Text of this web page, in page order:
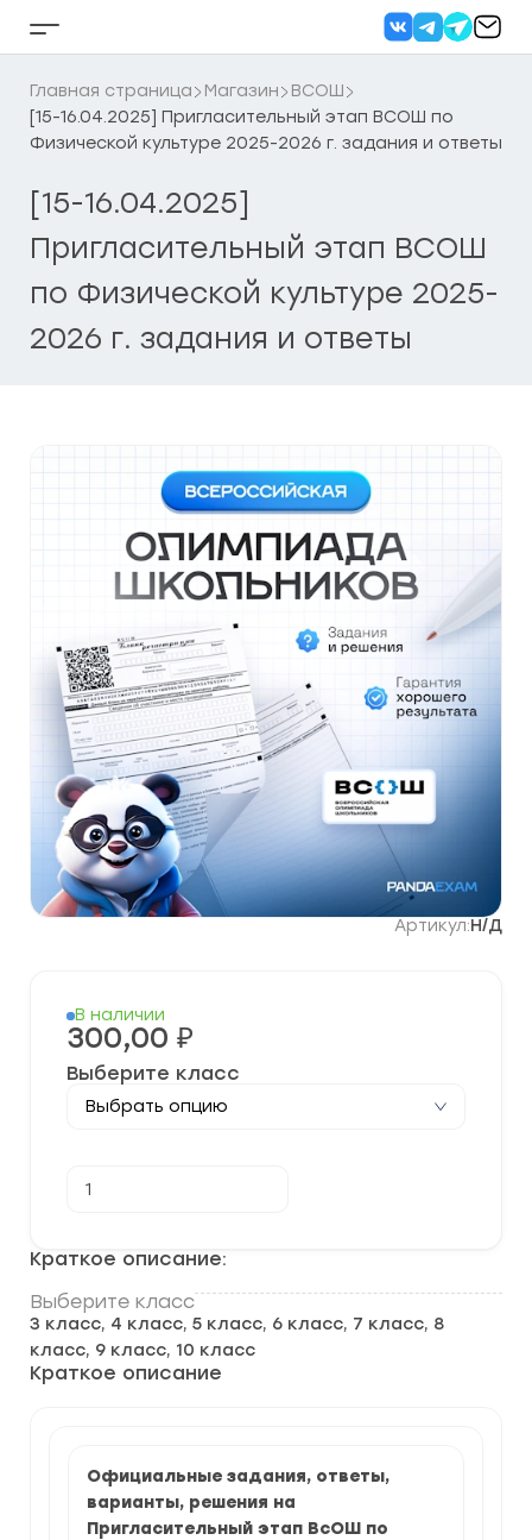
Кнопка
бокового
меню
Главная страница Магазин
ВСОШ
[15-16.04.2025] Пригласительный этап ВСОШ по
Физической культуре 2025-2026 г. задания и ответы
[15-16.04.2025]
Пригласительный этап ВСОШ
по Физической культуре 2025-
2026 г. задания и ответы
Артикул:Н/Д
Краткое описание:
Выберите класс
3 класс, 4 класс, 5 класс, 6 класс, 7 класс, 8
класс, 9 класс, 10 класс
Краткое описание
Официальные задания, ответы,
варианты, решения на
Пригласительный этап ВсОШ по
В наличии
300,00 ₽
Выберите класс
товара
Пригласительный
этап
ВСОШ
по
Физической
культуре
2025-
2026